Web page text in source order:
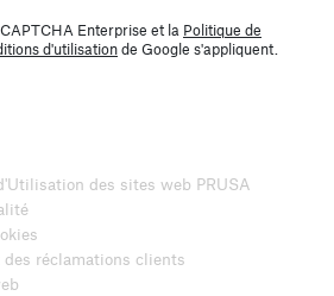
Enterprise et la Politique de
d'utilisationde Google s'appliquent.
des sites web PRUSA
réclamations clients